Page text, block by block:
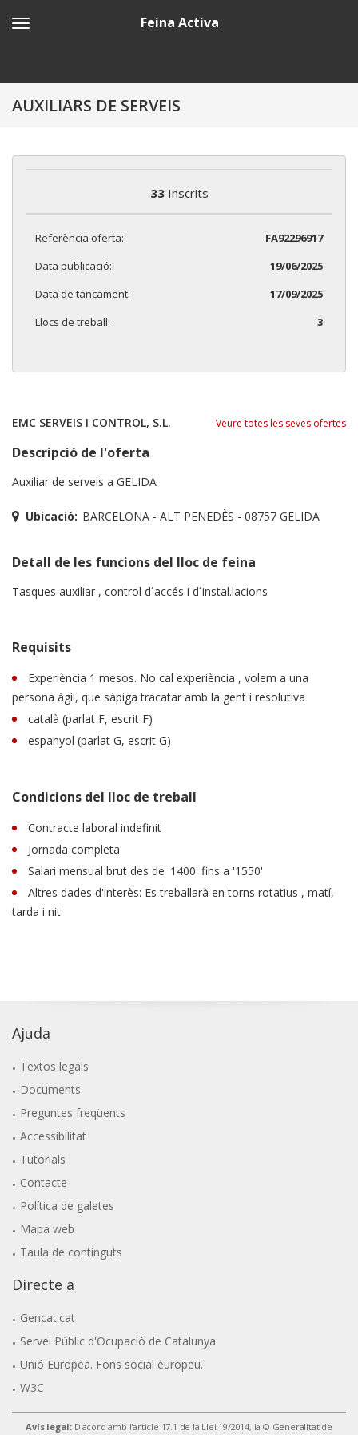
Feina Activa
AUXILIARS DE SERVEIS
33Inscrits
Referència oferta:
FA92296917
Data publicació:
19/06/2025
Data de tancament:
17/09/2025
Llocs de treball:
3
EMC SERVEIS I CONTROL, S.L. Veure totes les seves ofertes
Descripció de l'oferta
Auxiliar de serveis a GELIDA
Ubicació: BARCELONA - ALT PENEDÈS - 08757 GELIDA
Detall de les funcions del lloc de feina
Tasques auxiliar , control d´accés i d´instal.lacions
Requisits
Experiència 1 mesos. No cal experiència , volem a una
persona àgil, que sàpiga tracatar amb la gent i resolutiva
català (parlat F, escrit F)
espanyol (parlat G, escrit G)
Condicions del lloc de treball
Contracte laboral indefinit
Jornada completa
Salari mensual brut des de '1400' fins a '1550'
Altres dades d'interès: Es treballarà en torns rotatius , matí,
tarda i nit
Ajuda
Textos legals
Documents
Preguntes freqüents
Accessibilitat
Tutorials
Contacte
Política de galetes
Mapa web
Taula de continguts
Directe a
Gencat.cat
Servei Públic d'Ocupació de Catalunya
Unió Europea. Fons social europeu.
W3C
Avís legal: D'acord amb l'article 17.1 de la Llei 19/2014, la © Generalitat de